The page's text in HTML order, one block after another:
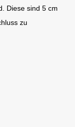
Diese sind 5 cm
zu